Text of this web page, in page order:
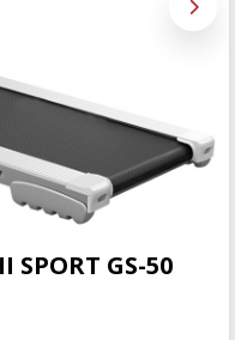
GS-50